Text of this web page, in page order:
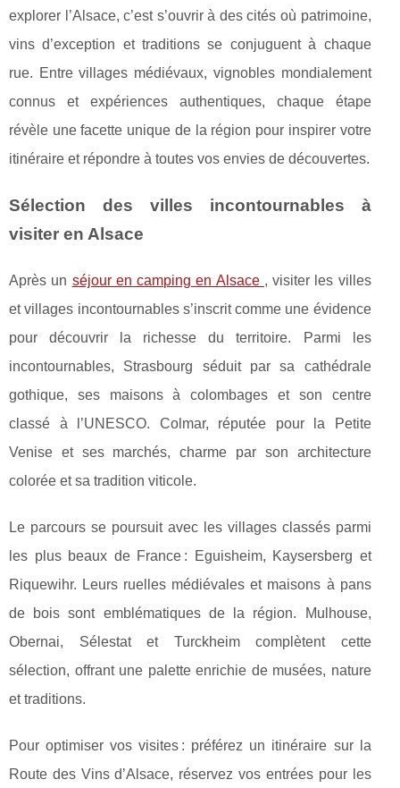
explorer l’Alsace, c’est s’ouvrir à des cités où patrimoine,
vins d’exception et traditions se conjuguent à chaque
rue. Entre villages médiévaux, vignobles mondialement
connus et expériences authentiques, chaque étape
révèle une facette unique de la région pour inspirer votre
itinéraire et répondre à toutes vos envies de découvertes.
Sélection des villes incontournables à
visiter en Alsace
Après un séjour en camping en Alsace , visiter les villes
et villages incontournables s’inscrit comme une évidence
pour découvrir la richesse du territoire. Parmi les
incontournables, Strasbourg séduit par sa cathédrale
gothique, ses maisons à colombages et son centre
classé à l’UNESCO. Colmar, réputée pour la Petite
Venise et ses marchés, charme par son architecture
colorée et sa tradition viticole.
Le parcours se poursuit avec les villages classés parmi
les plus beaux de France : Eguisheim, Kaysersberg et
Riquewihr. Leurs ruelles médiévales et maisons à pans
de bois sont emblématiques de la région. Mulhouse,
Obernai, Sélestat et Turckheim complètent cette
sélection, offrant une palette enrichie de musées, nature
et traditions.
Pour optimiser vos visites : préférez un itinéraire sur la
Route des Vins d’Alsace, réservez vos entrées pour les